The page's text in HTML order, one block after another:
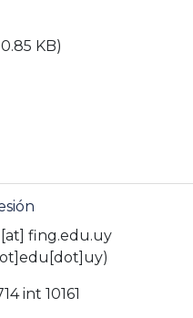
KB)
[at] fing.edu.uy
int 10161